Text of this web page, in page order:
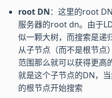
root DN：这里的root
服务器的root dn。由于
似一颗大树，而搜索是递
从子节点（而不是根节点
范围那么就可以获得更
就是这个子节点的DN，
的根节点开始搜索